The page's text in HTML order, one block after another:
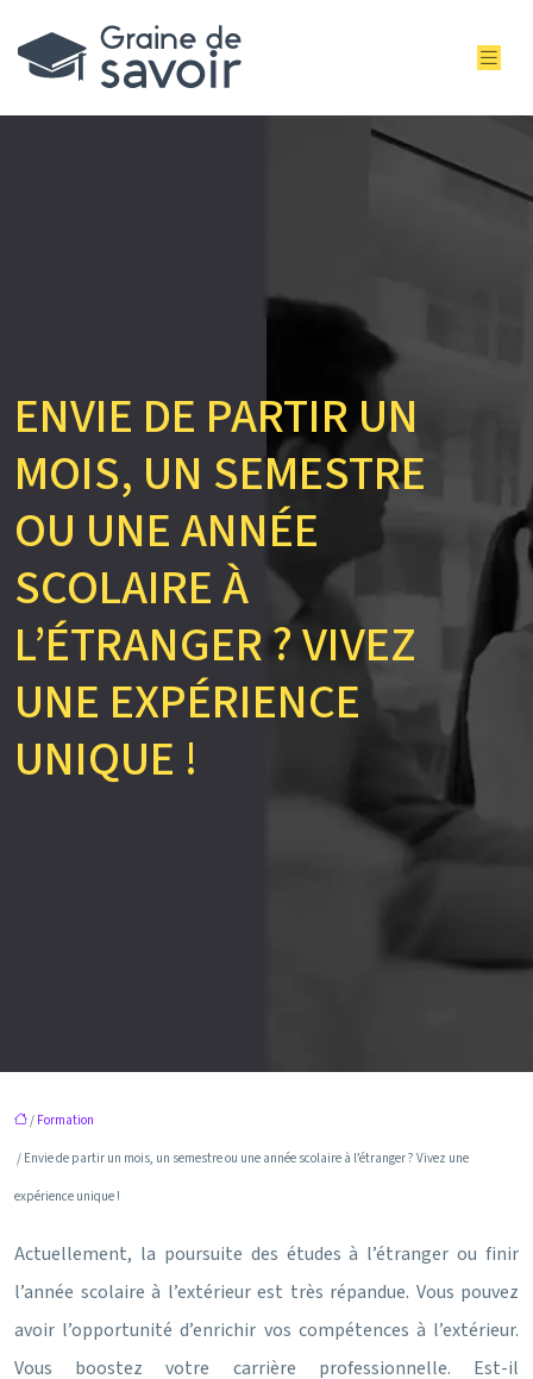
ENVIE DE PARTIR UN
MOIS, UN SEMESTRE
OU UNE ANNÉE
SCOLAIRE À
L’ÉTRANGER ? VIVEZ
UNE EXPÉRIENCE
UNIQUE !
/ Formation
/ Envie de partir un mois, un semestre ou une année scolaire à l’étranger ? Vivez une
expérience unique !
Actuellement, la poursuite des études à l’étranger ou finir
l’année scolaire à l’extérieur est très répandue. Vous pouvez
avoir l’opportunité d’enrichir vos compétences à l’extérieur.
Vous boostez votre carrière professionnelle. Est-il